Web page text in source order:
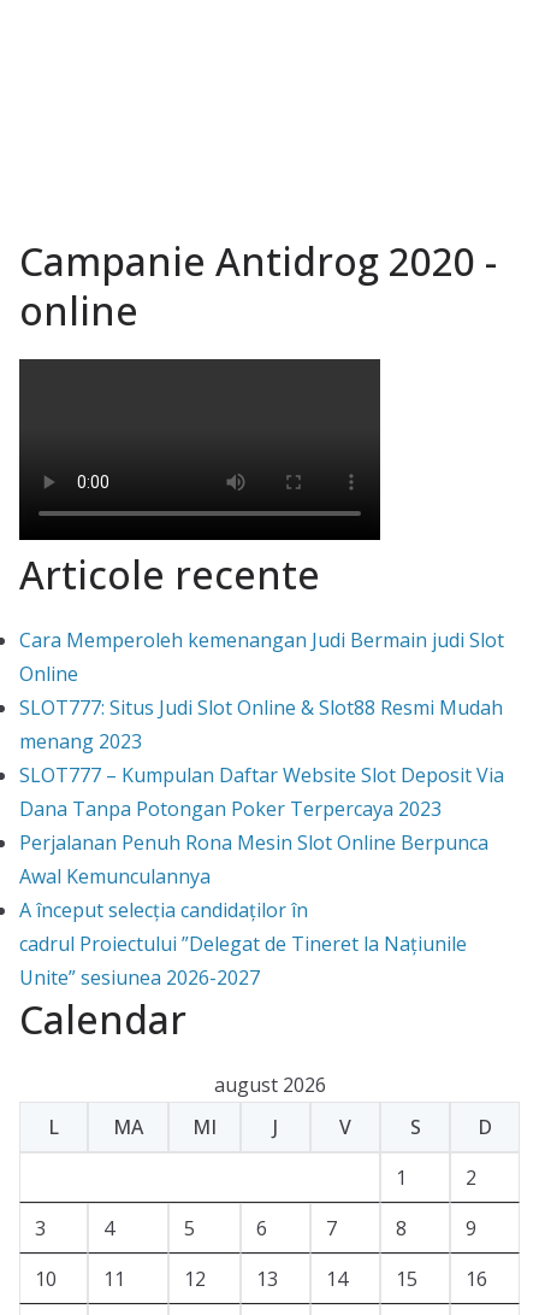
Campanie Antidrog 2020 -
online
Articole recente
Cara Memperoleh kemenangan Judi Bermain judi Slot
Online
SLOT777: Situs Judi Slot Online & Slot88 Resmi Mudah
menang 2023
SLOT777 – Kumpulan Daftar Website Slot Deposit Via
Dana Tanpa Potongan Poker Terpercaya 2023
Perjalanan Penuh Rona Mesin Slot Online Berpunca
Awal Kemunculannya
A început selecția candidaților în
cadrul Proiectului ”Delegat de Tineret la Națiunile
Unite” sesiunea 2026-2027
Calendar
august 2026
L
MA MI J V S
D
1
2
3
4 5 6 7 8
9
10
11 12 13 14 15
16